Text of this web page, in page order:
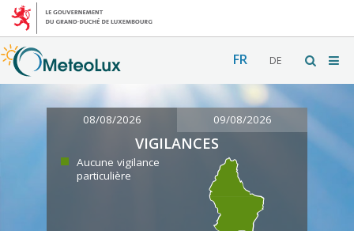
FR DE
08/08/2026 09/08/2026
VIGILANCES
Aucune vigilance
particulière